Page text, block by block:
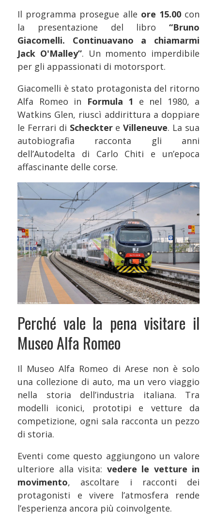
Il programma prosegue alle ore 15.00con
la presentazione del libro “Bruno
Giacomelli. Continuavano a chiamarmi
Jack O'Malley”. Un momento imperdibile
per gli appassionati di motorsport.
Giacomelli è stato protagonista del ritorno
Alfa Romeo in
Formula 1 e nel 1980, a
Watkins Glen, riuscì addirittura a doppiare
le Ferrari di SchecktereVilleneuve. La sua
autobiografia racconta gli anni
dell’Autodelta di Carlo Chiti e un’epoca
affascinante delle corse.
Perché vale la pena visitare il
Museo Alfa Romeo
Il Museo Alfa Romeo di Arese non è solo
una collezione di auto, ma un vero viaggio
nella storia dell’industria italiana. Tra
modelli iconici, prototipi e vetture da
competizione, ogni sala racconta un pezzo
di storia.
Eventi come questo aggiungono un valore
ulteriore alla visita: vedere le vetture in
movimento, ascoltare i racconti dei
protagonisti e vivere l’atmosfera rende
l’esperienza ancora più coinvolgente.